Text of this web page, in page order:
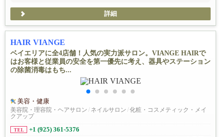
詳細
HAIR VIANGE
ベイエリアに全4店舗！人気の実力派サロン。VIANGE HAIRで
はお客様と従業員の安全を第一優先に考え、器具やステーション
の除菌消毒はもち...
美容・健康
美容院・理容院・ヘアサロン / ネイルサロン /化粧・コスメティック・メイ
クアップ
TEL +1 (925) 361-5376